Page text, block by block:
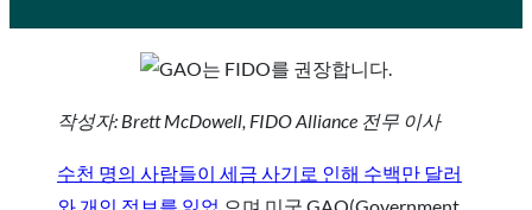
작성자: Brett McDowell, FIDO Alliance 전무 이사
수천 명의 사람들이 세금 사기로 인해 수백만 달러